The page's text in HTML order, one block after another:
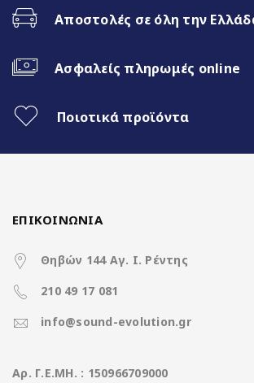
Ασύρματο CarPlay &
3 Διαφορετικά θέματα
Χαρακτηριστικά
Αποστολές σε όλη την
Ασφαλείς πληρωμές online
Ποιοτικά προϊόντα
ΕΠΙΚΟΙΝΩΝΙΑ
Θηβών 144 Αγ. Ι. Ρέντης
210 49 17 081
info@sound-evolution.gr
Aρ. Γ.Ε.ΜΗ. : 150966709000